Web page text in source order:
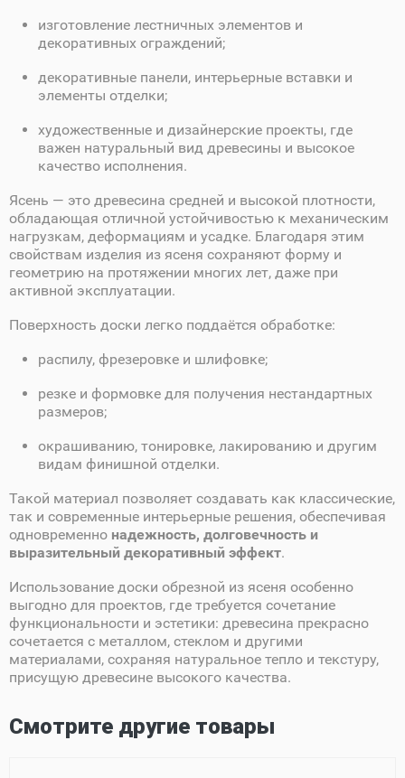
изготовление лестничных элементов и
декоративных ограждений;
декоративные панели, интерьерные вставки и
элементы отделки;
художественные и дизайнерские проекты, где
важен натуральный вид древесины и высокое
качество исполнения.
Ясень — это древесина средней и высокой плотности,
обладающая отличной устойчивостью к механическим
нагрузкам, деформациям и усадке. Благодаря этим
свойствам изделия из ясеня сохраняют форму и
геометрию на протяжении многих лет, даже при
активной эксплуатации.
Поверхность доски легко поддаётся обработке:
распилу, фрезеровке и шлифовке;
резке и формовке для получения нестандартных
размеров;
окрашиванию, тонировке, лакированию и другим
видам финишной отделки.
Такой материал позволяет создавать как классические,
так и современные интерьерные решения, обеспечивая
одновременно надежность, долговечность и
выразительный декоративный эффект.
Использование доски обрезной из ясеня особенно
выгодно для проектов, где требуется сочетание
функциональности и эстетики: древесина прекрасно
сочетается с металлом, стеклом и другими
материалами, сохраняя натуральное тепло и текстуру,
присущую древесине высокого качества.
Смотрите другие товары